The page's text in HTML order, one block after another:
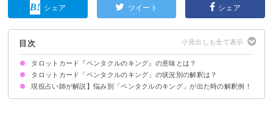
シェア ツイート シェア
目次
タロットカード『ペンタクルのキング』の意味とは？
絵柄の示す意味
正位置が出た時の基本的な意味・解釈
逆位置が出た時の基本的な意味・解釈
タロットカード「ペンタクルのキング」の状況別の解釈は？
恋愛｜正位置が出た時
恋愛｜逆位置が出た時
相手の気持ち｜正位置が出た時
相手の気持ち｜逆位置が出た時
復縁｜正位置が出た時
復縁｜逆位置が出た時
片思いの未来｜正位置が出た時
片思いの未来｜逆位置が出た時
仕事｜正位置が出た時
仕事｜逆位置が出た時
人間関係｜正位置が出た時
人間関係｜逆位置が出た時
金運｜正位置が出た時
金運｜逆位置が出た時
現役占い師が解説】悩み別「ペンタクルのキング」が出た時の解釈例！
復縁について
片思いについて
健康運について